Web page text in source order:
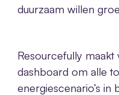
duurzaam willen
Resourcefully
dashboard om alle
energiescenario’s